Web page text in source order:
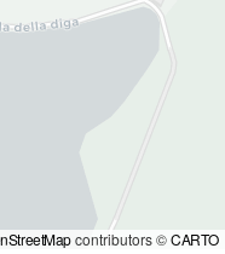
contributors ©CARTO